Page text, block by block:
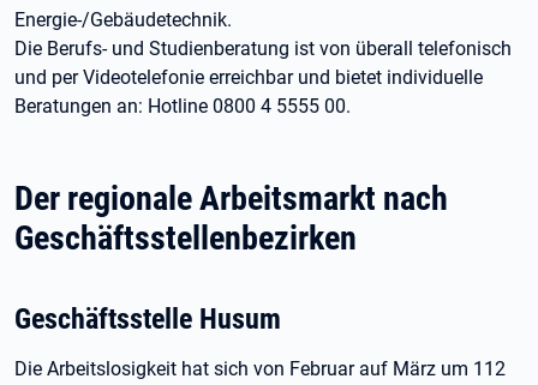
Energie-/Gebäudetechnik.
Die Berufs- und Studienberatung ist von überall telefonisch
und per Videotelefonie erreichbar und bietet individuelle
Beratungen an: Hotline 0800 4 5555 00.
Der regionale Arbeitsmarkt nach
Geschäftsstellenbezirken
Geschäftsstelle Husum
Die Arbeitslosigkeit hat sich von Februar auf März um 112